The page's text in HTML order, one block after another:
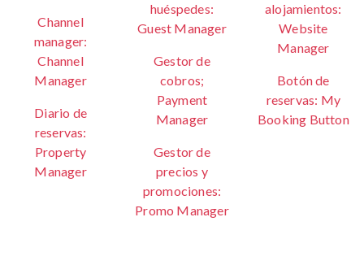
Channel
manager:
Channel
Manager
Diario de
reservas:
Property
Manager
huéspedes:
Guest Manager
Gestor de
cobros;
Payment
Manager
Gestor de
precios y
promociones:
Promo Manager
alojamientos:
Website
Manager
Botón de
reservas: My
Booking Button